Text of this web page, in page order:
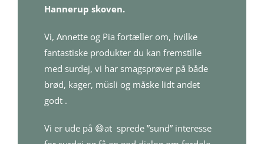
Hannerup skoven.
Vi, Annette og Pia fortæller om, hvilke
fantastiske produkter du kan fremstille
med surdej, vi har smagsprøver på både
brød, kager, müsli og måske lidt andet
godt .
Vi er ude på 😄at sprede ”sund” interesse